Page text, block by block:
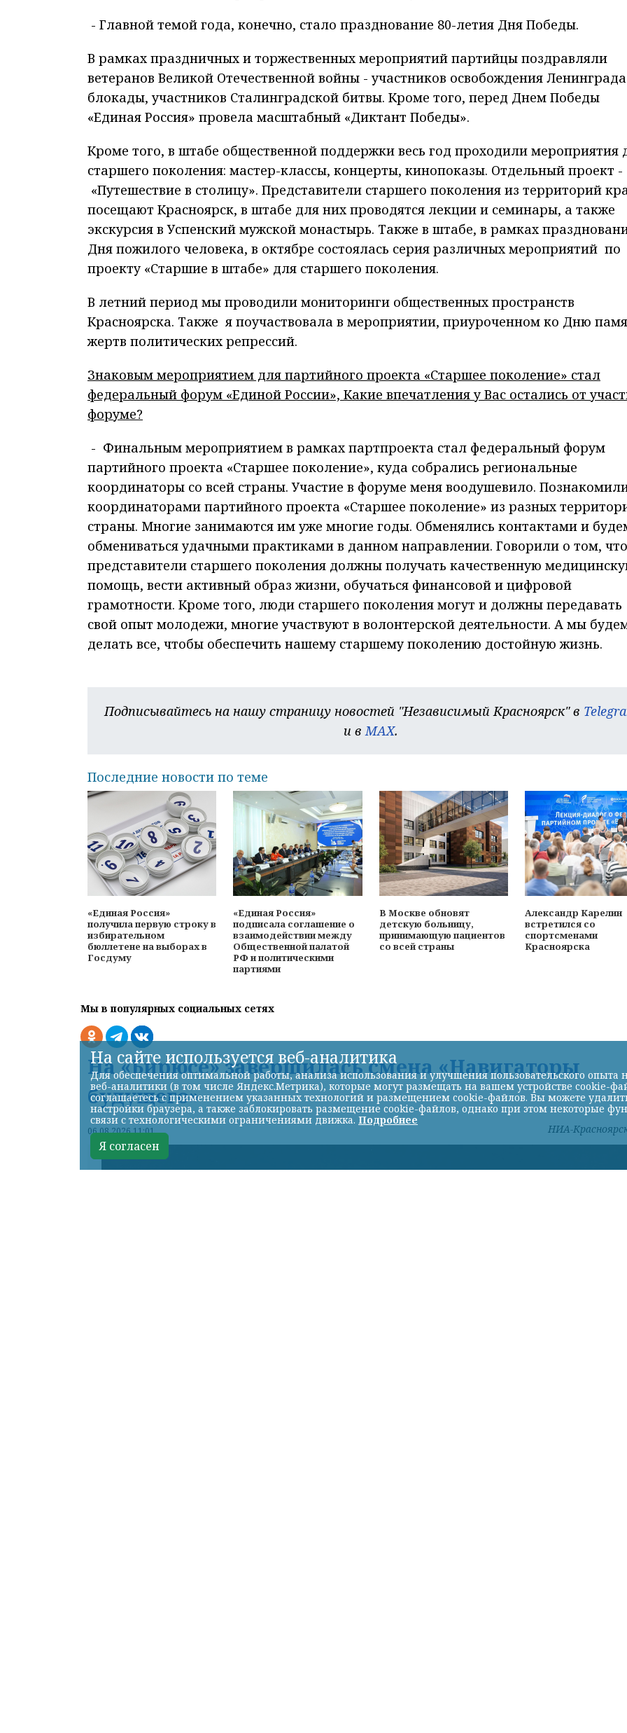
- Главной темой года, конечно, стало празднование 80-летия Дня Победы.
В рамках праздничных и торжественных мероприятий партийцы поздравляли
ветеранов Великой Отечественной войны - участников освобождения
блокады, участников Сталинградской битвы. Кроме того, перед Днем Победы
«Единая Россия» провела масштабный «Диктант Победы».
Кроме того, в штабе общественной поддержки весь год проходили мероприятия
старшего поколения: мастер-классы, концерты, кинопоказы. Отдельный проект -
«Путешествие в столицу». Представители старшего поколения из территорий
посещают Красноярск, в штабе для них проводятся лекции и семинары, а также
экскурсия в Успенский мужской монастырь. Также в штабе, в рамках
Дня пожилого человека, в октябре состоялась серия различных мероприятий по
проекту «Старшие в штабе» для старшего поколения.
В летний период мы проводили мониторинги общественных пространств
Красноярска. Также я поучаствовала в мероприятии, приуроченном ко Дню
жертв политических репрессий.
Знаковым мероприятием для партийного проекта «Старшее поколение» стал
федеральный форум «Единой России», Какие впечатления у Вас остались от
форуме?
- Финальным мероприятием в рамках партпроекта стал федеральный форум
партийного проекта «Старшее поколение», куда собрались региональные
координаторы со всей страны. Участие в форуме меня воодушевило.
координаторами партийного проекта «Старшее поколение» из разных
страны. Многие занимаются им уже многие годы. Обменялись контактами и
обмениваться удачными практиками в данном направлении. Говорили о том, что
представители старшего поколения должны получать качественную
помощь, вести активный образ жизни, обучаться финансовой и цифровой
грамотности. Кроме того, люди старшего поколения могут и должны передавать
свой опыт молодежи, многие участвуют в волонтерской деятельности. А мы
делать все, чтобы обеспечить нашему старшему поколению достойную жизнь.
Подписывайтесь на нашу страницу новостей "Независимый Красноярск" в
и в MAX.
Последние новости по теме
«Единая Россия»
получила первую строку в
избирательном
бюллетене на выборах в
Госдуму
«Единая Россия»
подписала соглашение о
взаимодействии между
Общественной палатой
РФ и политическими
партиями
В Москве обновят
детскую больницу,
принимающую пациентов
со всей страны
Александр Карелин
встретился со
спортсменами
Красноярска
Мы в популярных социальных сетях
На «Бирюсе» завершилась смена «Навигаторы
будущего»
06.08.2026 11:01 НИА-
На сайте используется веб-аналитика
Для обеспечения оптимальной работы, анализа использования и улучшения пользовательского опыта
веб-аналитики (в том числе Яндекс.Метрика), которые могут размещать на вашем устройстве cookie-
соглашаетесь с применением указанных технологий и размещением cookie-файлов. Вы можете
настройки браузера, а также заблокировать размещение cookie-файлов, однако при этом некоторые
связи с технологическими ограничениями движка. Подробнее
Я согласен